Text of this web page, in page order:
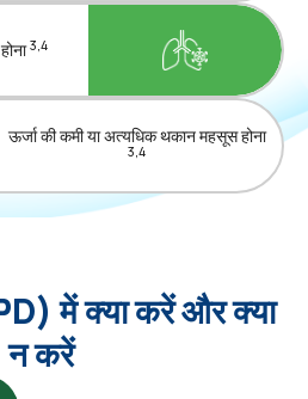
3,4
ऊर्जा की कमी या अत्यधिक थकान महसूस होना
3,4
में क्या करें और क्या
न करें